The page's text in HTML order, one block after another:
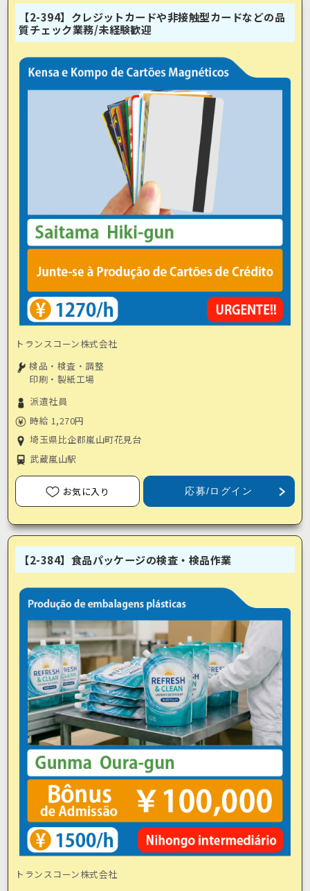
【2-394】クレジットカードや非接触型カードなどの品
質チェック業務/未経験歓迎
トランスコーン株式会社
検品・検査・調整
印刷・製紙工場
派遣社員
時給 1,270円
埼玉県比企郡嵐山町花見台
武蔵嵐山駅
お気に入り 応募/ログイン
【2-384】食品パッケージの検査・検品作業
トランスコーン株式会社